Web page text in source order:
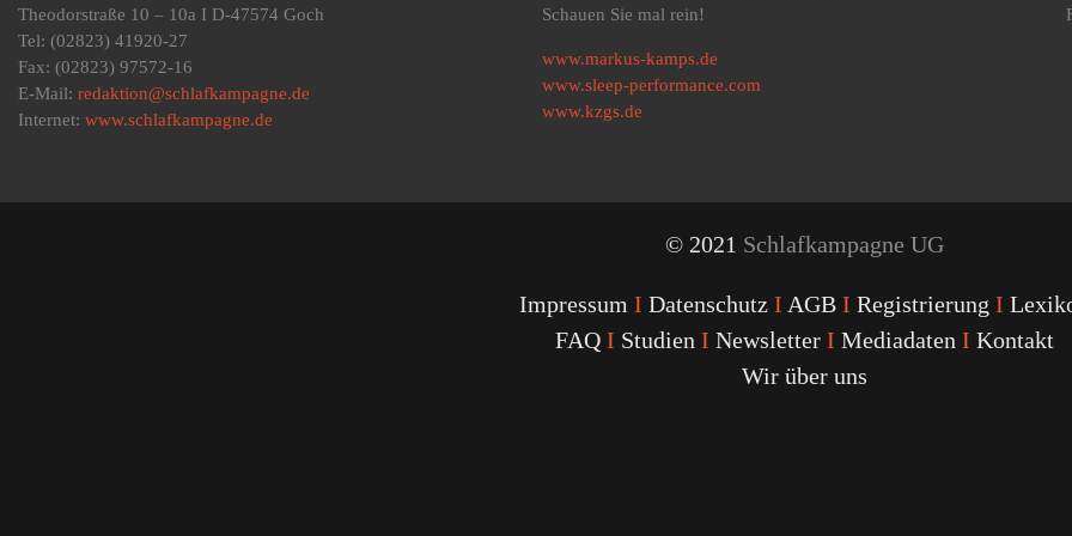
Theodorstraße 10 – 10a I D-47574 Goch
Tel: (02823) 41920-27
Fax: (02823) 97572-16
E-Mail: redaktion@schlafkampagne.de
Internet: www.schlafkampagne.de
Schauen Sie mal rein!
www.markus-kamps.de
www.sleep-performance.com
www.kzgs.de
© 2021 Schlafkampagne UG
Impressum I Datenschutz I AGB I Registrierung I
FAQ I Studien I Newsletter I Mediadaten I Kontakt
Wir über uns